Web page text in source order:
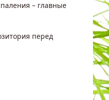
– главные
перед